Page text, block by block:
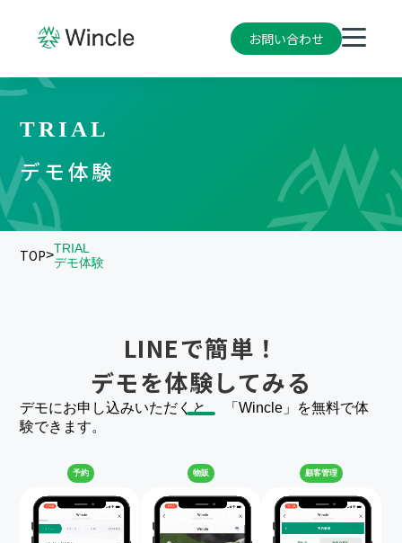
お問い合わせ
TRIAL
デモ体験
TOP>TRIAL
デモ体験
LINEで簡単！
デモを体験してみる
デモにお申し込みいただくと、 「Wincle」を無料で体
験できます。
予約 物販 顧客管理